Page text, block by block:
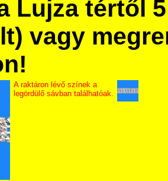
Lujza tértől
vagy
A raktáron lévő színek a
legördülő sávban találhatóak.